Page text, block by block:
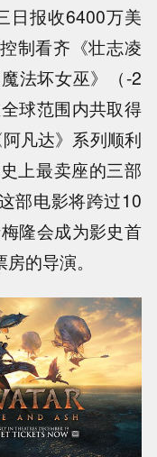
日报收6400万美
制看齐《壮志凌
法坏女巫》（-2
球范围内共取得
凡达》系列顺利
上最卖座的三部
部电影将跨过10
隆会成为影史首
的导演。